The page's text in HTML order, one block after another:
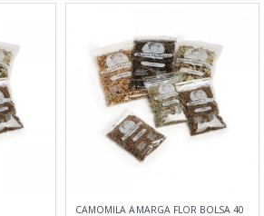
CAMOMILA AMARGA FLOR BOLSA 40